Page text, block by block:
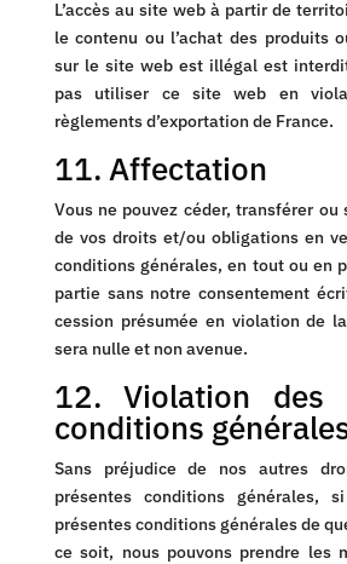
L’accès au site web à partir de
le contenu ou l’achat des produits
sur le site web est illégal est
pas utiliser ce site web en
règlements d’exportation de France.
11. Affectation
Vous ne pouvez céder, transférer ou
de vos droits et/ou obligations en
conditions générales, en tout ou en
partie sans notre consentement
cession présumée en violation de
sera nulle et non avenue.
12. Violation des
conditions
Sans préjudice de nos autres
présentes conditions générales,
présentes conditions générales de
ce soit, nous pouvons prendre les